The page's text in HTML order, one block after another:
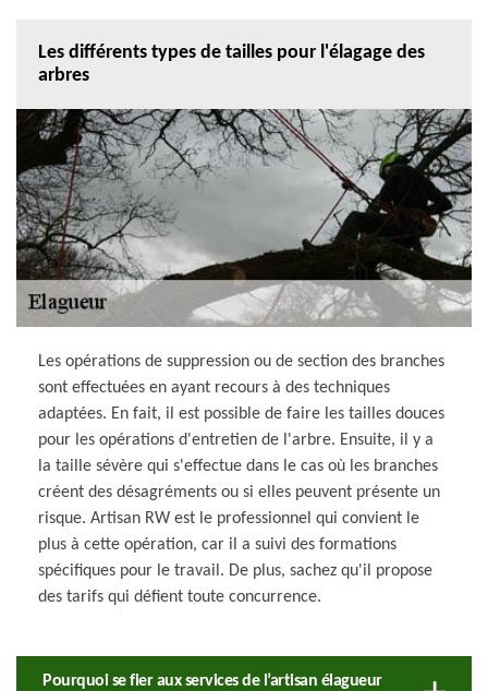
Les différents types de tailles pour l'élagage des
arbres
Les opérations de suppression ou de section des branches
sont effectuées en ayant recours à des techniques
adaptées. En fait, il est possible de faire les tailles douces
pour les opérations d'entretien de l'arbre. Ensuite, il y a
la taille sévère qui s'effectue dans le cas où les branches
créent des désagréments ou si elles peuvent présente un
risque. Artisan RW est le professionnel qui convient le
plus à cette opération, car il a suivi des formations
spécifiques pour le travail. De plus, sachez qu'il propose
des tarifs qui défient toute concurrence.
Pourquoi se fier aux services de l’artisan élagueur